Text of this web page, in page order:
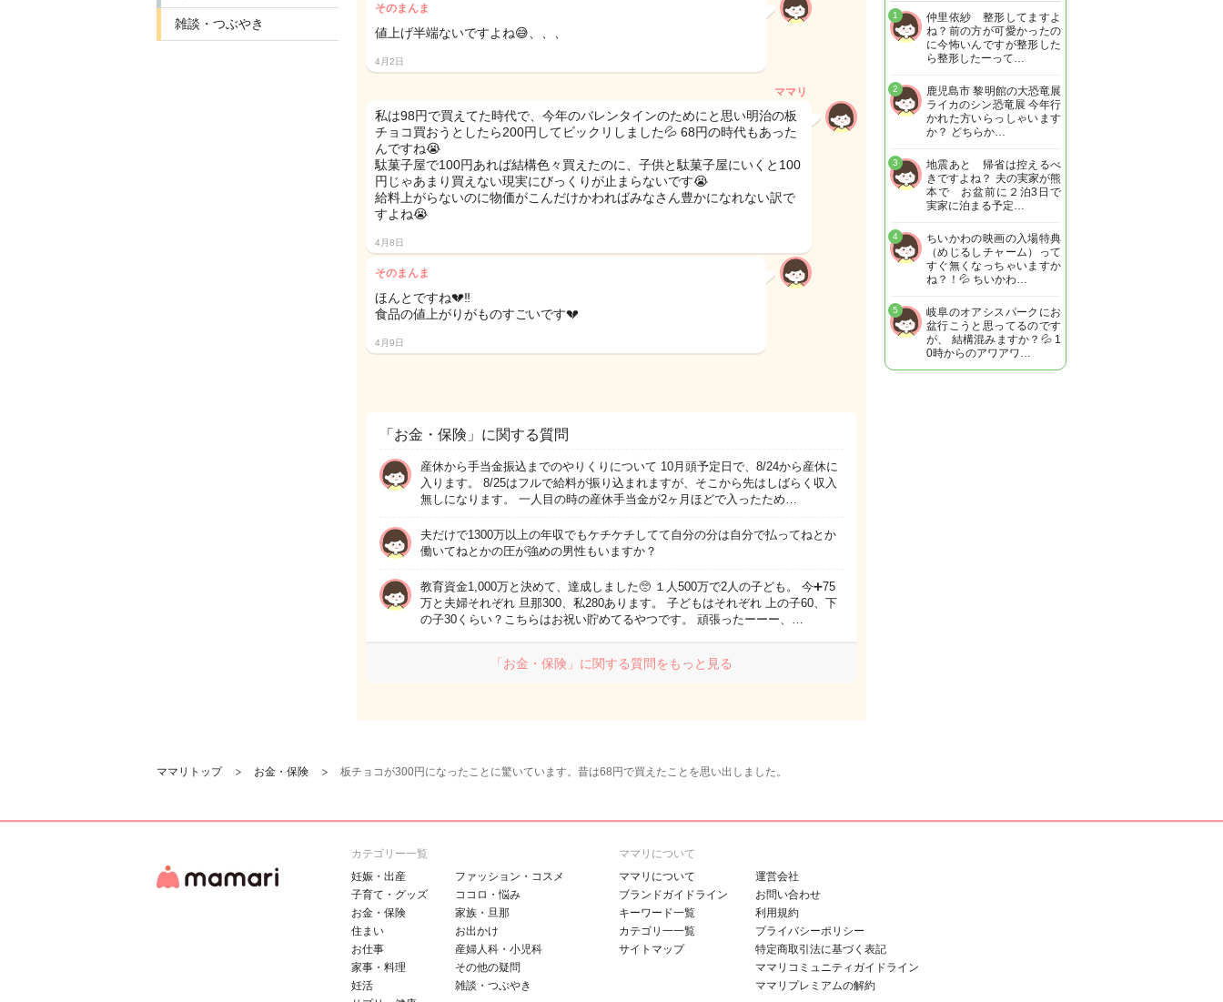
雑談・つぶやき
そのまんま
値上げ半端ないですよね😅、、、
4月2日
ママリ
私は98円で買えてた時代で、今年のバレンタインのためにと思い明治の板
チョコ買おうとしたら200円してビックリしました💦 68円の時代もあった
んですね😭
駄菓子屋で100円あれば結構色々買えたのに、子供と駄菓子屋にいくと100
円じゃあまり買えない現実にびっくりが止まらないです😭
給料上がらないのに物価がこんだけかわればみなさん豊かになれない訳で
すよね😭
4月8日
そのまんま
ほんとですね💔‼️
食品の値上がりがものすごいです💔
4月9日
「お金・保険」に関する質問
産休から手当金振込までのやりくりについて 10月頭予定日で、8/24から産休に
入ります。 8/25はフルで給料が振り込まれますが、そこから先はしばらく収入
無しになります。 一人目の時の産休手当金が2ヶ月ほどで入ったため…
夫だけで1300万以上の年収でもケチケチしてて自分の分は自分で払ってねとか
働いてねとかの圧が強めの男性もいますか？
教育資金1,000万と決めて、達成しました🥺 １人500万で2人の子ども。 今➕75
万と夫婦それぞれ 旦那300、私280あります。 子どもはそれぞれ 上の子60、下
の子30くらい？こちらはお祝い貯めてるやつです。 頑張ったーーー、…
「お金・保険」に関する質問をもっと見る
仲里依紗 整形してますよ
ね？前の方が可愛かったの
に今怖いんですが整形した
ら整形したーって…
1
鹿児島市 黎明館の大恐竜展
ライカのシン恐竜展 今年行
かれた方いらっしゃいます
か？ どちらか…
2
地震あと 帰省は控えるべ
きですよね？ 夫の実家が熊
本で お盆前に２泊3日で
実家に泊まる予定…
3
ちいかわの映画の入場特典
（めじるしチャーム）って
すぐ無くなっちゃいますか
ね？！💦 ちいかわ…
4
岐阜のオアシスパークにお
盆行こうと思ってるのです
が、 結構混みますか？💦 1
0時からのアワアワ…
5
ママリトップ お金・保険 板チョコが300円になったことに驚いています。昔は68円で買えたことを思い出しました。
カテゴリー一覧
妊娠・出産
子育て・グッズ
お金・保険
住まい
お仕事
家事・料理
妊活
ファッション・コスメ
ココロ・悩み
家族・旦那
お出かけ
産婦人科・小児科
その他の疑問
雑談・つぶやき
ママリについて
ママリについて
ブランドガイドライン
キーワード一覧
カテゴリ一一覧
サイトマップ
運営会社
お問い合わせ
利用規約
プライバシーポリシー
特定商取引法に基づく表記
ママリコミュニティガイドライン
ママリプレミアムの解約